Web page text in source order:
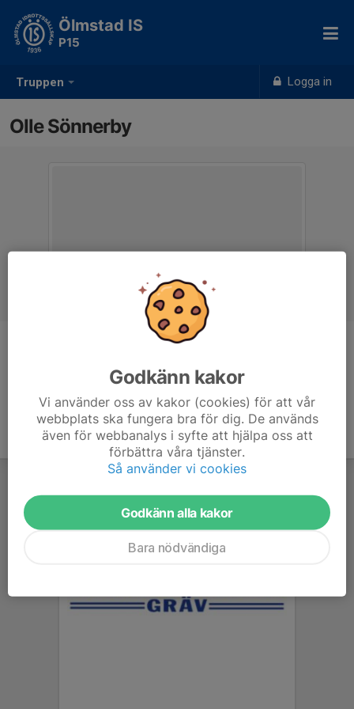
Truppen Logga in
Ölmstad IS
P15
Olle Sönnerby
Godkänn kakor
Vi använder oss av kakor (cookies) för att vår
webbplats ska fungera bra för dig. De används
även för webbanalys i syfte att hjälpa oss att
förbättra våra tjänster.
Så använder vi cookies
Godkänn alla kakor
Bara nödvändiga